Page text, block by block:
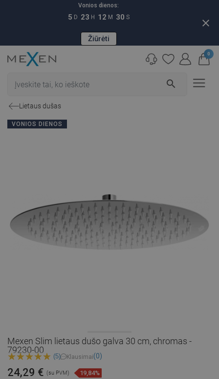
Vonios dienos:
5 D 23 H 12 M 29 S
Žiūrėti
close
search
0
Lietaus dušas
VONIOS DIENOS
Mexen Slim lietaus dušo galva 30 cm, chromas -
79230-00
(5) Klausimai(0)
24,29 € (su PVM) 19,84%